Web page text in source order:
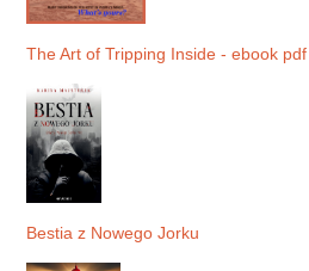
The Art of Tripping Inside - ebook pdf
Bestia z Nowego Jorku